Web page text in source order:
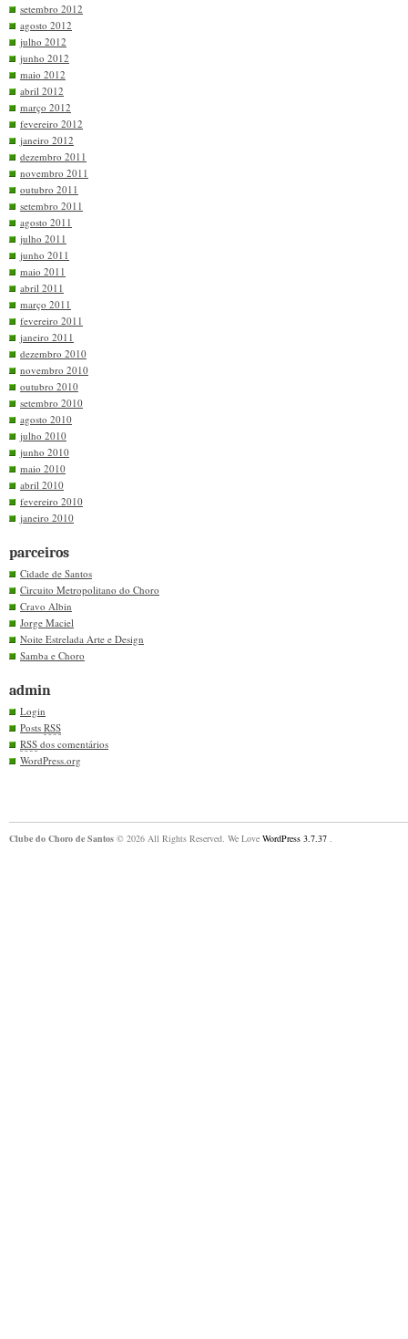
setembro 2012
agosto 2012
julho 2012
junho 2012
maio 2012
abril 2012
março 2012
fevereiro 2012
janeiro 2012
dezembro 2011
novembro 2011
outubro 2011
setembro 2011
agosto 2011
julho 2011
junho 2011
maio 2011
abril 2011
março 2011
fevereiro 2011
janeiro 2011
dezembro 2010
novembro 2010
outubro 2010
setembro 2010
agosto 2010
julho 2010
junho 2010
maio 2010
abril 2010
fevereiro 2010
janeiro 2010
parceiros
Cidade de Santos
Circuito Metropolitano do Choro
Cravo Albin
Jorge Maciel
Noite Estrelada Arte e Design
Samba e Choro
admin
Login
Posts RSS
RSS dos comentários
WordPress.org
Clube do Choro de Santos © 2026 All Rights Reserved. We Love WordPress 3.7.37 .